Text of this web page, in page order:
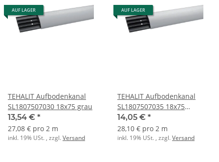
AUF LAGER
TEHALIT Aufbodenkanal
SL1807507030 18x75 grau
13,54 € *
27,08 € pro 2 m
inkl. 19% USt. , zzgl.Versand
AUF LAGER
TEHALIT Aufbodenkanal
SL1807507035 18x75
lichtgrau
14,05 € *
28,10 € pro 2 m
inkl. 19% USt. , zzgl.Versand